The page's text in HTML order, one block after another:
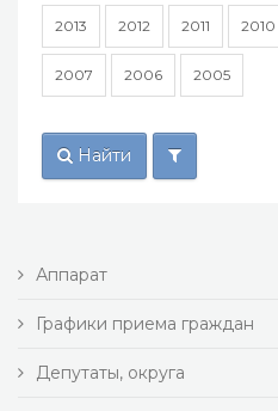
2013 2012 2011 2010
2007 2006 2005
Найти
Аппарат
Графики приема граждан
Депутаты, округа